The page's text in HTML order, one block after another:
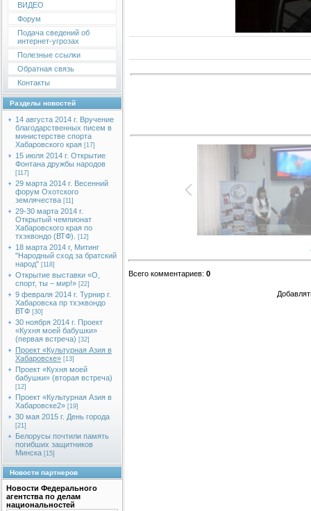
ВИДЕО
Форум
Подача сведений об
интернет-угрозах
Полезные ссылки
Обратная связь
Контакты
Разделы новостей
14 августа 2014 г. Вручение
благодарственных писем в
министерстве спорта
Хабаровского края [17]
15 июля 2014 г. Открытие
Фонтана дружбы народов
[117]
29 марта 2014 г. Весенний
форум Охотского
землячества [11]
29-30 марта 2014 г.
Открытый чемпионат
Хабаровского края по
тхэквондо (ВТФ).
[12]
18 марта 2014 г, Митинг
"Народный сход за братский
народ" [118]
Открытие выставки «О,
спорт, ты – мир!» [22]
9 февраля 2014 г. Турнир г.
Хабаровска пр тхэквондо
ВТФ [30]
30 ноября 2014 г. Проект
«Кухня моей бабушки»
(первая встреча) [32]
Проект «Культурная Азия в
Хабаровске» [13]
Проект «Кухня моей
бабушки» (вторая встреча)
[12]
Проект «Культурная Азия в
Хабаровске2» [19]
30 мая 2015 г. День города
[21]
Белорусы почтили память
погибших защитников
Минска [15]
Новости партнеров
Новости Федерального
агентства по делам
национальностей
Всего комментариев: 0